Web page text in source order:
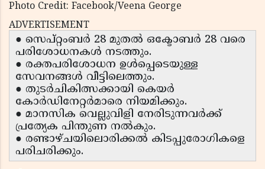
Photo Credit: Facebook/Veena George
ADVERTISEMENT
● സെപ്റ്റംബർ 28 മുതൽ ഒക്ടോബർ 28 വരെ
പരിശോധനകൾ നടത്തും.
● രക്തപരിശോധന ഉൾപ്പെടെയുള്ള
സേവനങ്ങൾ വീട്ടിലെത്തും.
● തുടർചികിത്സക്കായി കെയർ
കോർഡിനേറ്റർമാരെ നിയമിക്കും.
● മാനസിക വെല്ലുവിളി നേരിടുന്നവർക്ക്
പ്രത്യേക പിന്തുണ നൽകും.
● രണ്ടാഴ്ചയിലൊരിക്കൽ കിടപ്പുരോഗികളെ
പരിചരിക്കും.